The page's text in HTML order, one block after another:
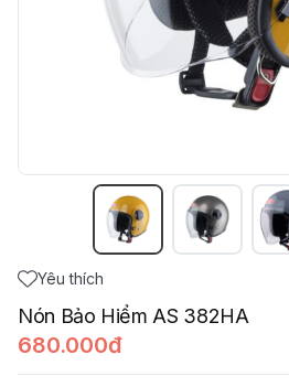
Yêu thích
Nón Bảo Hiểm AS 382HA
680.000đ